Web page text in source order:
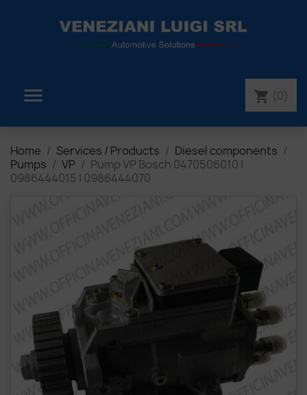
 shopping_cart (0)
Home Services / Products
Diesel components
Pumps
VP
Pump VP Bosch 0470506010 |
0986444015 | 0986444070